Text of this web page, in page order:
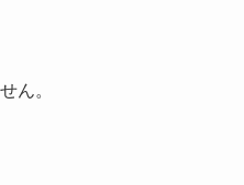
ん。